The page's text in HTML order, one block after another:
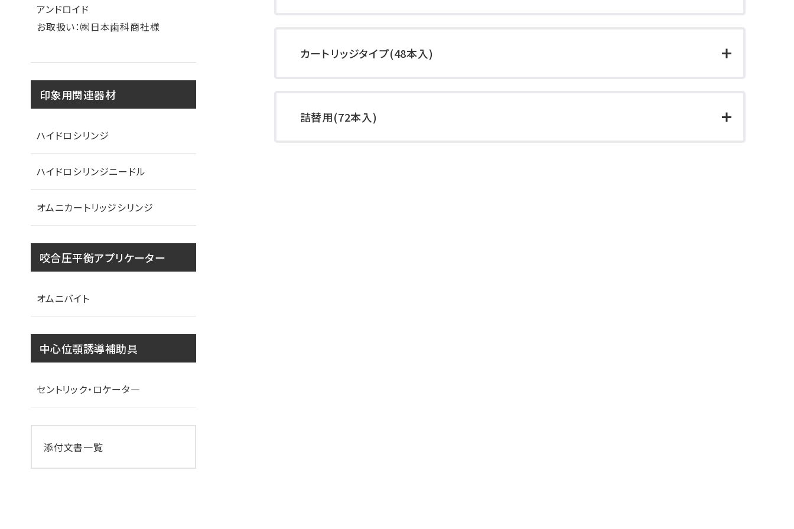
カートリッジタイプ(48本入)
詰替用(72本入)
アンドロイド
お取扱い：㈱日本歯科商社様
印象用関連器材
ハイドロシリンジ
ハイドロシリンジニードル
オムニカートリッジシリンジ
咬合圧平衡アプリケーター
オムニバイト
中心位顎誘導補助具
セントリック・ロケータ―
添付文書一覧